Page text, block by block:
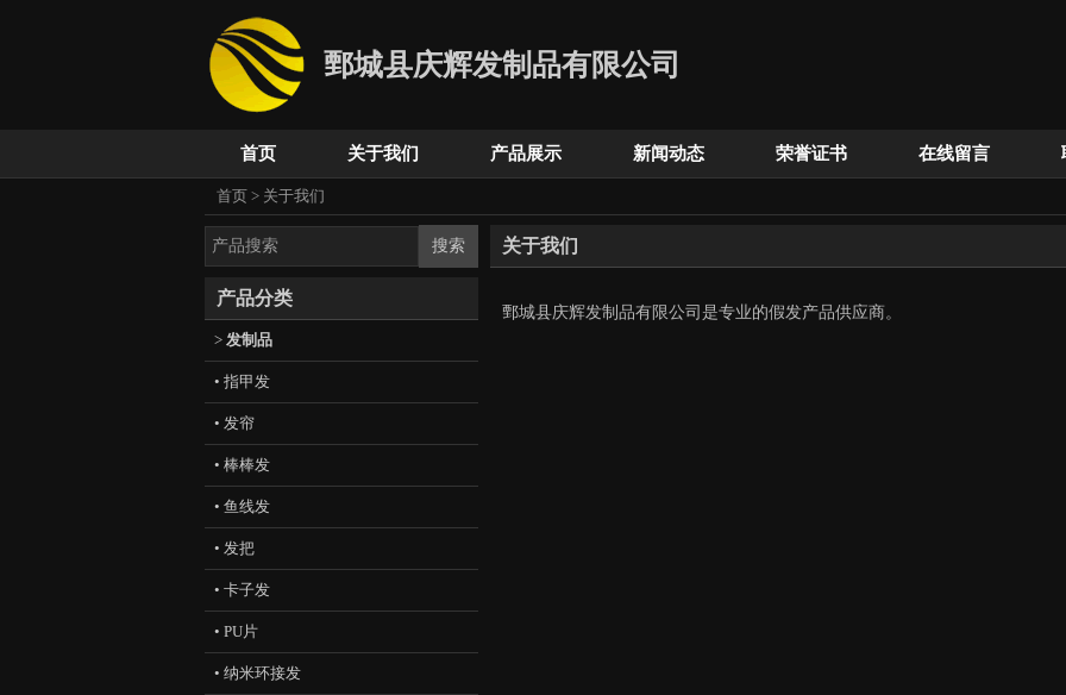
鄄城县庆辉发制品有限公司
首页 关于我们 产品展示 新闻动态 荣誉证书 在线留言
首页 > 关于我们
关于我们
鄄城县庆辉发制品有限公司是专业的假发产品供应商。
产品分类
> 发制品
• 指甲发
• 发帘
• 棒棒发
• 鱼线发
• 发把
• 卡子发
• PU片
• 纳米环接发